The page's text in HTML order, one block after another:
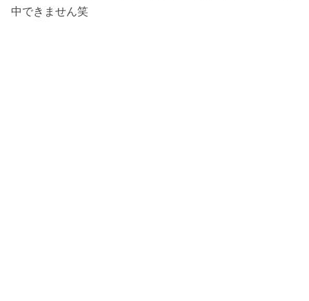
中できません笑